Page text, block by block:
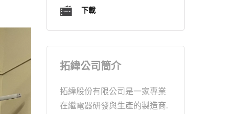
下載
拓緯公司簡介
拓緯股份有限公司是一家專業
在繼電器研發與生產的製造商.